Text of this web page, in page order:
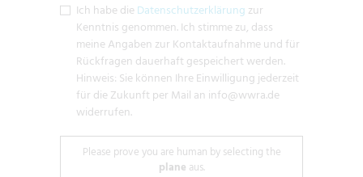
Ich habe die Datenschutzerklärung zur
Kenntnis genommen. Ich stimme zu, dass
meine Angaben zur Kontaktaufnahme und für
Rückfragen dauerhaft gespeichert werden.
Hinweis: Sie können Ihre Einwilligung jederzeit
für die Zukunft per Mail an info@wwra.de
widerrufen.
Please prove you are human by selecting the
plane aus.